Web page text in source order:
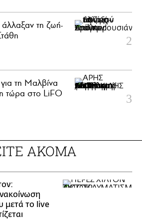
άλλαξαν τη ζωή-
τη Μαλβίνα
τώρα στo LiFO
ΑΚΟΜΑ
μετά το live